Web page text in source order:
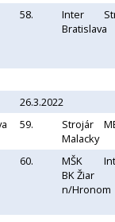
58.
Inter
Bratislava
26.3.2022
59.
Strojár
Malacky
60.
MŠK
BK Žiar
n/Hronom